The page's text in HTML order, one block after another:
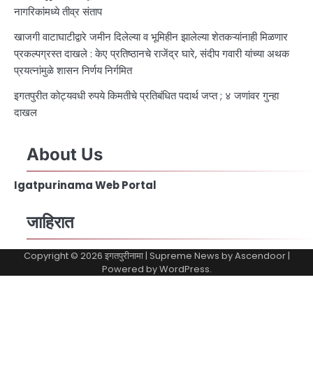
नागरिकांमध्ये तीव्र संताप
खाजगी वाटाघाटीद्वारे जमीन दिलेल्या व भूमिहीन झालेल्या शेतकऱ्यांनाही मिळणार
प्रकल्पग्रस्त दाखले : केए प्रतिष्ठानचे राजेंद्र घारे, संदीप गवारी यांच्या अथक
प्रयत्नांमुळे शासन निर्णय निर्गमित
इगतपुरीत कोट्यवधी रुपये किमतीचे प्रतिबंधित पदार्थ जप्त ; ४ जणांवर गुन्हा
दाखल
About Us
Igatpurinama Web Portal
जाहिरात
Copyright © 2026 इगतपुरीनामा| Supreme News byAscendoor|
Powered byWordPress.